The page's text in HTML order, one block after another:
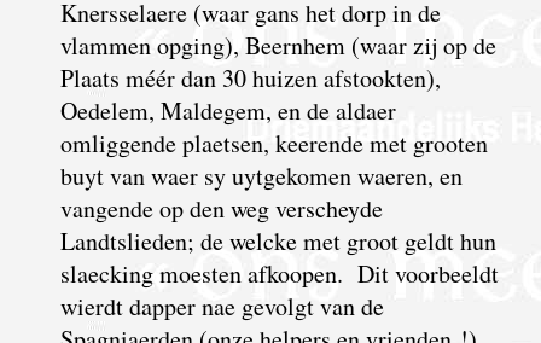
Knersselaere (waar gans het dorp in de
vlammen opging), Beernhem (waar zij op de
Plaats méér dan 30 huizen afstookten),
Oedelem, Maldegem, en de aldaer
omliggende plaetsen, keerende met grooten
buyt van waer sy uytgekomen waeren, en
vangende op den weg verscheyde
Landtslieden; de welcke met groot geldt hun
slaecking moesten afkoopen. Dit voorbeeldt
wierdt dapper nae gevolgt van de